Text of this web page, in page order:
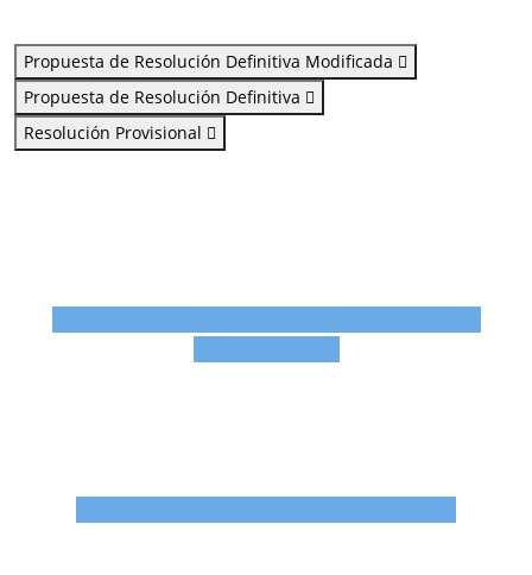
Propuesta de Resolución Definitiva Modificada
Propuesta de Resolución Definitiva
Resolución Provisional